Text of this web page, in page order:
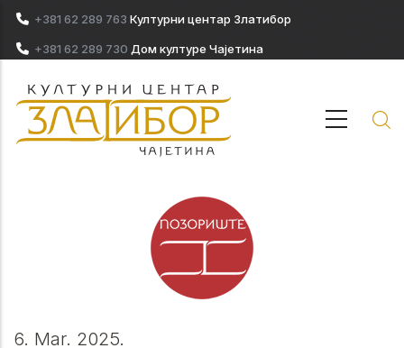
Skip to main content
+381 62 289 763 Културни центар Златибор
+381 62 289 730 Дом културе Чајетина
6. Mar. 2025.